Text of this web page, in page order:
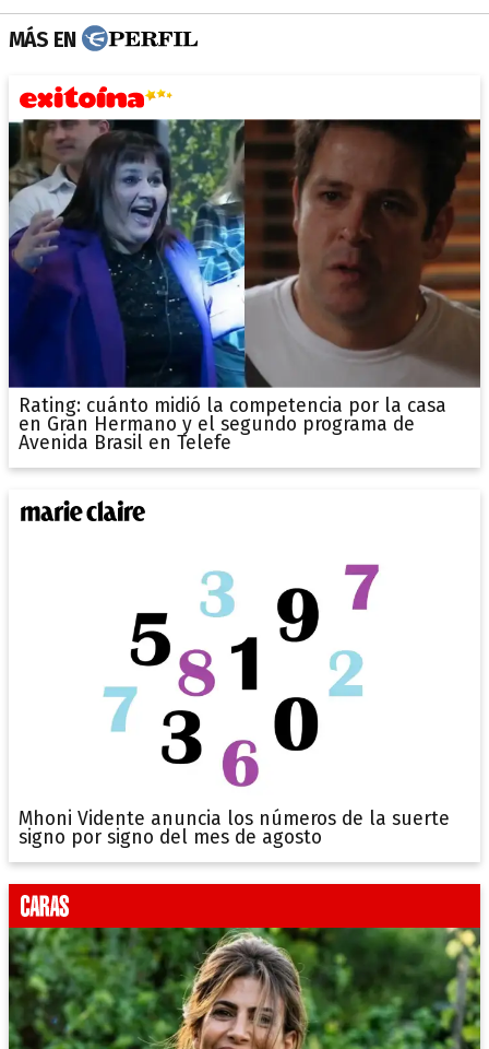
MÁS EN
Rating: cuánto midió la competencia por la casa
en Gran Hermano y el segundo programa de
Avenida Brasil en Telefe
Mhoni Vidente anuncia los números de la suerte
signo por signo del mes de agosto